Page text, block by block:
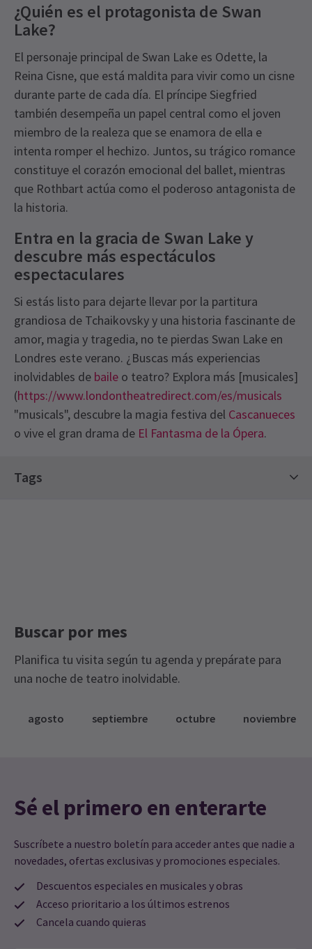
¿Quién es el protagonista de Swan
Lake?
El personaje principal de Swan Lake es Odette, la
Reina Cisne, que está maldita para vivir como un cisne
durante parte de cada día. El príncipe Siegfried
también desempeña un papel central como el joven
miembro de la realeza que se enamora de ella e
intenta romper el hechizo. Juntos, su trágico romance
constituye el corazón emocional del ballet, mientras
que Rothbart actúa como el poderoso antagonista de
la historia.
Entra en la gracia de Swan Lake y
descubre más espectáculos
espectaculares
Si estás listo para dejarte llevar por la partitura
grandiosa de Tchaikovsky y una historia fascinante de
amor, magia y tragedia, no te pierdas Swan Lake en
Londres este verano. ¿Buscas más experiencias
inolvidables de baile o teatro? Explora más [musicales]
(https://www.londontheatredirect.com/es/musicals
"musicals", descubre la magia festiva del Cascanueces
o vive el gran drama de El Fantasma de la Ópera.
See
Nuestro primer ballet fue maravilloso. La compañía de bailarines
era tan talentosa y hermosa, y la música y la orquesta estaban
Di Riley 9º septiembre
fabulosa. Decorados, vestuario, orquesta, sin mencionar a los
bailarines.
Meagan Santos
9º septiembre
¡Espectáculo increíble!
Tags
Buscar por mes
Planifica tu visita según tu agenda y prepárate para
una noche de teatro inolvidable.
agosto septiembre octubre noviembre
Sé el primero en enterarte
Suscríbete a nuestro boletín para acceder antes que nadie a
novedades, ofertas exclusivas y promociones especiales.
Descuentos especiales en musicales y obras
Acceso prioritario a los últimos estrenos
Cancela cuando quieras